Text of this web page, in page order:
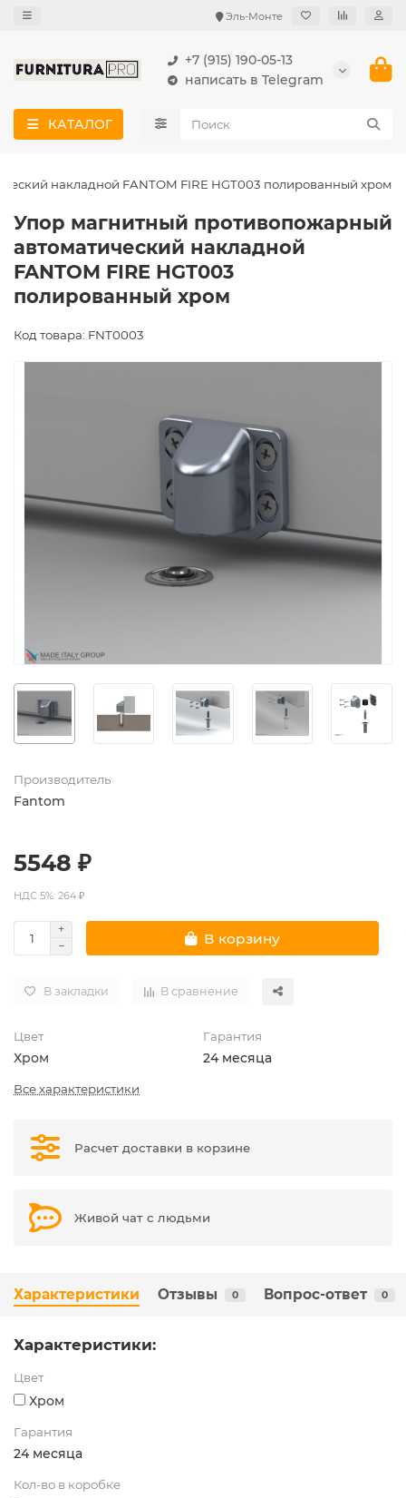
Эль-Монте
+7 (915) 190-05-13
написать в Telegram
КАТАЛОГ
накладной FANTOM FIRE HGT003 полированный хром
Упор магнитный противопожарный
автоматический накладной
FANTOM FIRE HGT003
полированный хром
Код товара: FNT0003
Производитель
Fantom
5548 ₽
НДС 5%: 264 ₽
В корзину
В закладки В сравнение
Цвет
Хром
Гарантия
24 месяца
Все характеристики
Расчет доставки в корзине
Живой чат с людьми
Характеристики Отзывы 0 Вопрос-ответ 0
Характеристики:
Цвет
Хром
Гарантия
24 месяца
Кол-во в коробке